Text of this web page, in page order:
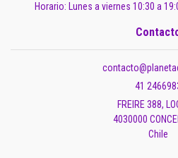
Horario: Lunes a viernes 10:30 a
41
FREIRE 388,
4030000
Chile